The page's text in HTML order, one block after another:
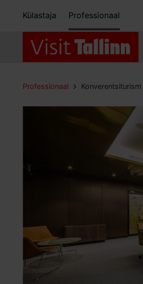
Külastaja Professionaal
Professionaal Konverentsiturism